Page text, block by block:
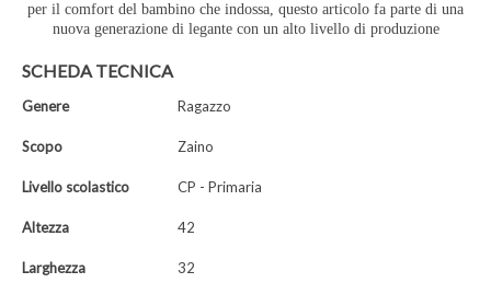
per il comfort del bambino che indossa, questo articolo fa parte di una
nuova generazione di legante con un alto livello di produzione
SCHEDA TECNICA
Genere Ragazzo
Scopo Zaino
Livello scolastico CP - Primaria
Altezza 42
Larghezza 32